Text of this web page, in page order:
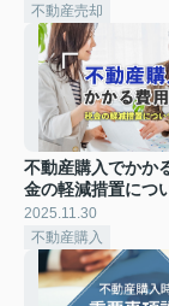
不動産売却
不動産購入でかか
金の軽減措置につ
2025.11.30
不動産購入